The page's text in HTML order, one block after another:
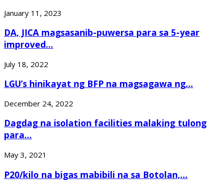
January 11, 2023
DA, JICA magsasanib-puwersa para sa 5-year
improved...
July 18, 2022
LGU’s hinikayat ng BFP na magsagawa ng...
December 24, 2022
Dagdag na isolation facilities malaking tulong
para...
May 3, 2021
P20/kilo na bigas mabibili na sa Botolan,...